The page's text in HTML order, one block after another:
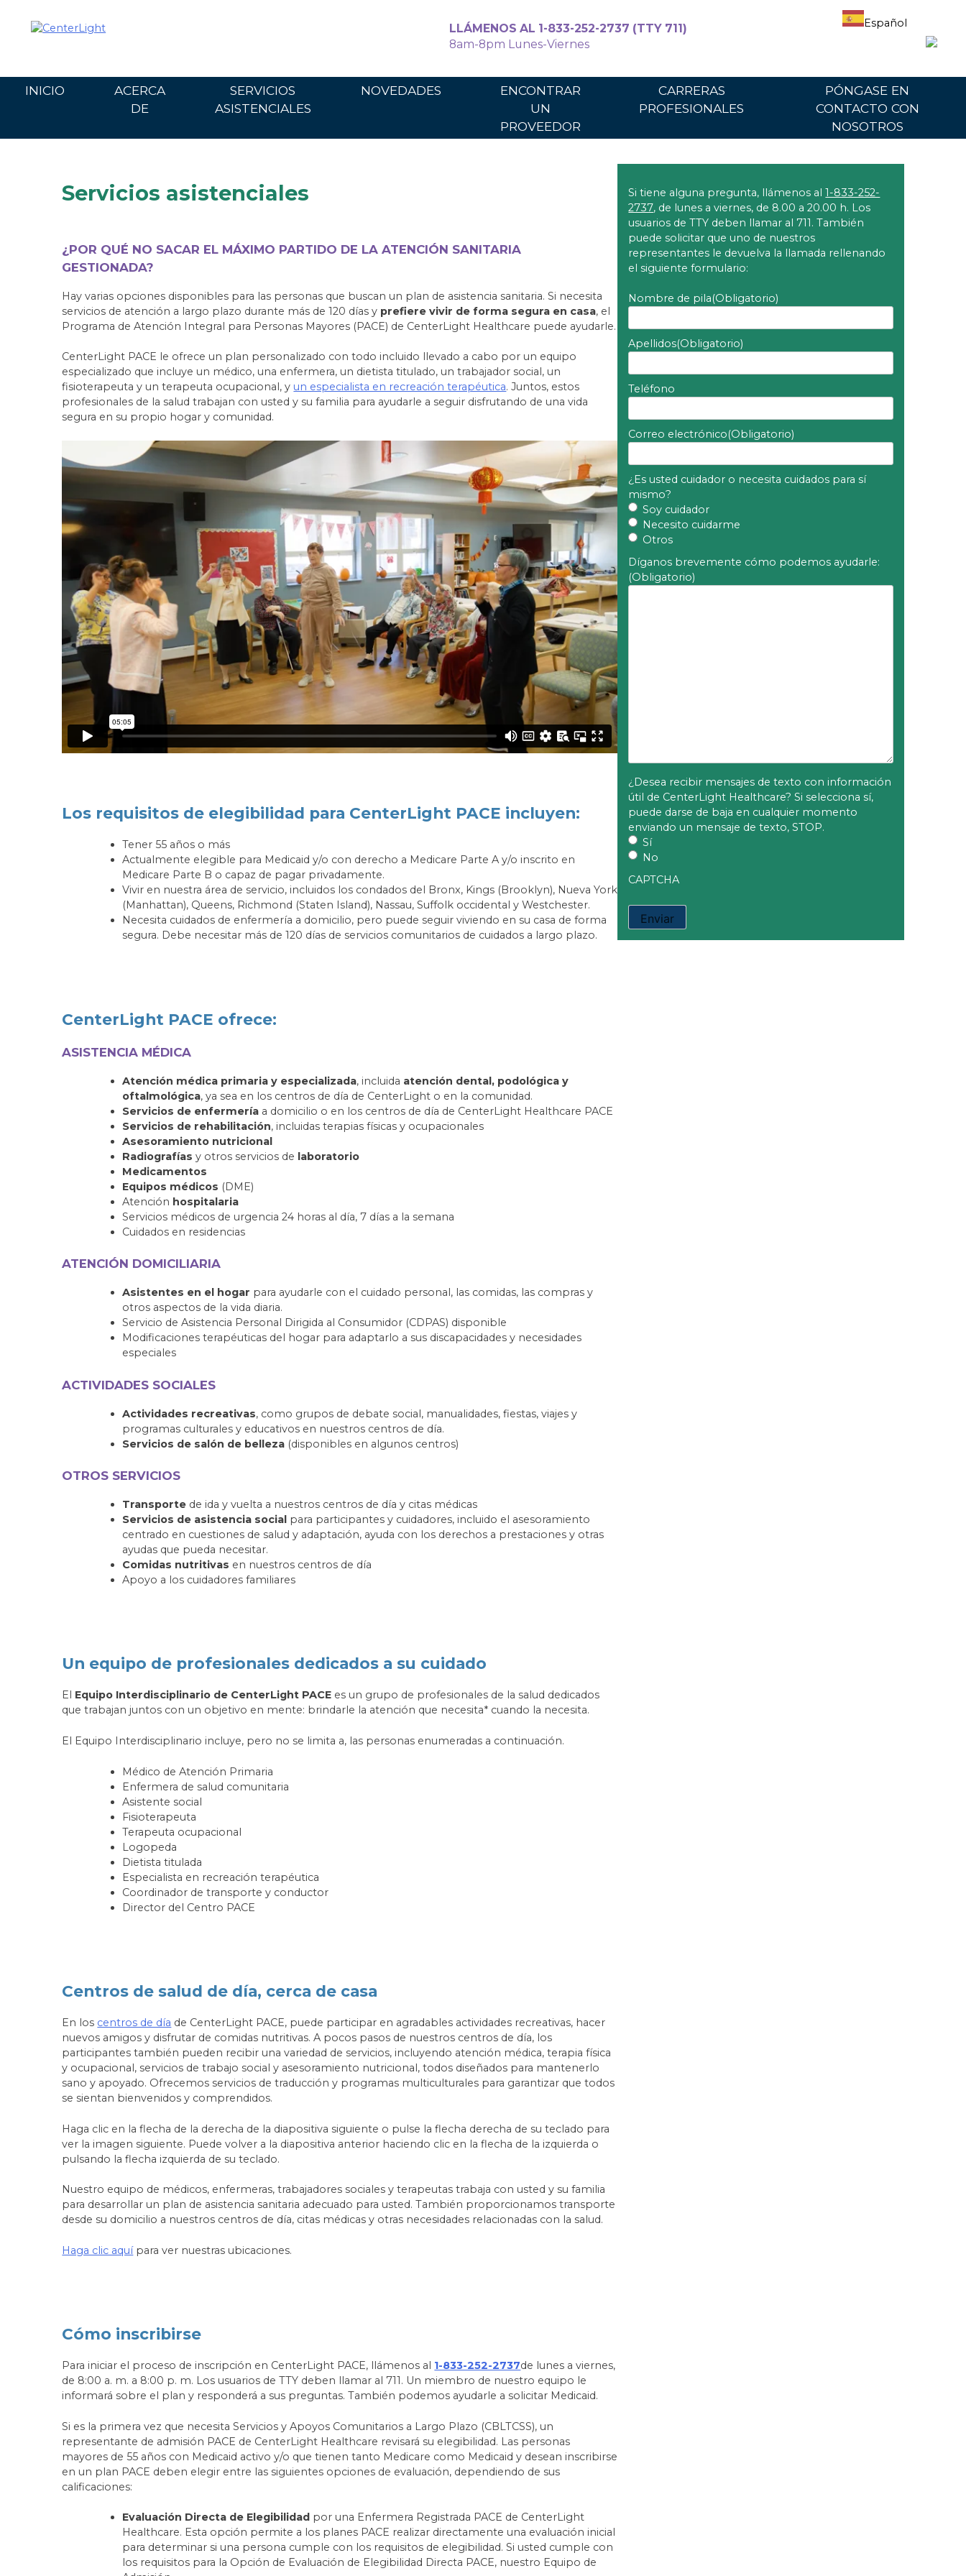
contenido
LLÁMENOS AL 1-833-252-2737 (TTY 711)
8am-8pm Lunes-Viernes
Español
Para cuidadores Para los participantes Para proveedores Portal del proveedor
INICIO
ACERCA
DE
SERVICIOS
ASISTENCIALES
NOVEDADES
ENCONTRAR
UN
PROVEEDOR
CARRERAS
PROFESIONALES
PÓNGASE EN
CONTACTO CON
NOSOTROS
Servicios asistenciales
¿POR QUÉ NO SACAR EL MÁXIMO PARTIDO DE LA ATENCIÓN SANITARIA
GESTIONADA?
Hay varias opciones disponibles para las personas que buscan un plan de asistencia sanitaria. Si necesita
servicios de atención a largo plazo durante más de 120 días y prefiere vivir de forma segura en casa, el
Programa de Atención Integral para Personas Mayores (PACE) de CenterLight Healthcare puede ayudarle.
CenterLight PACE le ofrece un plan personalizado con todo incluido llevado a cabo por un equipo
especializado que incluye un médico, una enfermera, un dietista titulado, un trabajador social, un
fisioterapeuta y un terapeuta ocupacional, y un especialista en recreación terapéutica. Juntos, estos
profesionales de la salud trabajan con usted y su familia para ayudarle a seguir disfrutando de una vida
segura en su propio hogar y comunidad.
Los requisitos de elegibilidad para CenterLight PACE incluyen:
Tener 55 años o más
Actualmente elegible para Medicaid y/o con derecho a Medicare Parte A y/o inscrito en
Medicare Parte B o capaz de pagar privadamente.
Vivir en nuestra área de servicio, incluidos los condados del Bronx, Kings (Brooklyn), Nueva York
(Manhattan), Queens, Richmond (Staten Island), Nassau, Suffolk occidental y Westchester.
Necesita cuidados de enfermería a domicilio, pero puede seguir viviendo en su casa de forma
segura. Debe necesitar más de 120 días de servicios comunitarios de cuidados a largo plazo.
CenterLight PACE ofrece:
ASISTENCIA MÉDICA
Atención médica primaria y especializada, incluida atención dental, podológica y
oftalmológica, ya sea en los centros de día de CenterLight o en la comunidad.
Servicios de enfermeríaa domicilio o en los centros de día de CenterLight Healthcare PACE
Servicios de rehabilitación, incluidas terapias físicas y ocupacionales
Asesoramiento nutricional
Radiografías y otros servicios de laboratorio
Medicamentos
Equipos médicos (DME)
Atención hospitalaria
Servicios médicos de urgencia 24 horas al día, 7 días a la semana
Cuidados en residencias
ATENCIÓN DOMICILIARIA
Asistentes en el hogar para ayudarle con el cuidado personal, las comidas, las compras y
otros aspectos de la vida diaria.
Servicio de Asistencia Personal Dirigida al Consumidor (CDPAS) disponible
Modificaciones terapéuticas del hogar para adaptarlo a sus discapacidades y necesidades
especiales
ACTIVIDADES SOCIALES
Actividades recreativas, como grupos de debate social, manualidades, fiestas, viajes y
programas culturales y educativos en nuestros centros de día.
Servicios de salón de belleza(disponibles en algunos centros)
OTROS SERVICIOS
Transportede ida y vuelta a nuestros centros de día y citas médicas
Servicios de asistencia social para participantes y cuidadores, incluido el asesoramiento
centrado en cuestiones de salud y adaptación, ayuda con los derechos a prestaciones y otras
ayudas que pueda necesitar.
Comidas nutritivas en nuestros centros de día
Apoyo a los cuidadores familiares
Un equipo de profesionales dedicados a su cuidado
El Equipo Interdisciplinario de CenterLight PACE es un grupo de profesionales de la salud dedicados
que trabajan juntos con un objetivo en mente: brindarle la atención que necesita* cuando la necesita.
El Equipo Interdisciplinario incluye, pero no se limita a, las personas enumeradas a continuación.
Médico de Atención Primaria
Enfermera de salud comunitaria
Asistente social
Fisioterapeuta
Terapeuta ocupacional
Logopeda
Dietista titulada
Especialista en recreación terapéutica
Coordinador de transporte y conductor
Director del Centro PACE
Centros de salud de día, cerca de casa
En los centros de día de CenterLight PACE, puede participar en agradables actividades recreativas, hacer
nuevos amigos y disfrutar de comidas nutritivas. A pocos pasos de nuestros centros de día, los
participantes también pueden recibir una variedad de servicios, incluyendo atención médica, terapia física
y ocupacional, servicios de trabajo social y asesoramiento nutricional, todos diseñados para mantenerlo
sano y apoyado. Ofrecemos servicios de traducción y programas multiculturales para garantizar que todos
se sientan bienvenidos y comprendidos.
Haga clic en la flecha de la derecha de la diapositiva siguiente o pulse la flecha derecha de su teclado para
ver la imagen siguiente. Puede volver a la diapositiva anterior haciendo clic en la flecha de la izquierda o
pulsando la flecha izquierda de su teclado.
Nuestro equipo de médicos, enfermeras, trabajadores sociales y terapeutas trabaja con usted y su familia
para desarrollar un plan de asistencia sanitaria adecuado para usted. También proporcionamos transporte
desde su domicilio a nuestros centros de día, citas médicas y otras necesidades relacionadas con la salud.
Haga clic aquípara ver nuestras ubicaciones.
Cómo inscribirse
Para iniciar el proceso de inscripción en CenterLight PACE, llámenos al 1-833-252-2737de lunes a viernes,
de 8:00 a. m. a 8:00 p. m. Los usuarios de TTY deben llamar al 711. Un miembro de nuestro equipo le
informará sobre el plan y responderá a sus preguntas. También podemos ayudarle a solicitar Medicaid.
Si es la primera vez que necesita Servicios y Apoyos Comunitarios a Largo Plazo (CBLTCSS), un
representante de admisión PACE de CenterLight Healthcare revisará su elegibilidad. Las personas
mayores de 55 años con Medicaid activo y/o que tienen tanto Medicare como Medicaid y desean inscribirse
en un plan PACE deben elegir entre las siguientes opciones de evaluación, dependiendo de sus
calificaciones:
Evaluación Directa de Elegibilidad por una Enfermera Registrada PACE de CenterLight
Healthcare. Esta opción permite a los planes PACE realizar directamente una evaluación inicial
para determinar si una persona cumple con los requisitos de elegibilidad. Si usted cumple con
los requisitos para la Opción de Evaluación de Elegibilidad Directa PACE, nuestro Equipo de
Si tiene alguna pregunta, llámenos al1-833-252-
2737, de lunes a viernes, de 8.00 a 20.00 h. Los
usuarios de TTY deben llamar al 711. También
puede solicitar que uno de nuestros
representantes le devuelva la llamada rellenando
el siguiente formulario:
Nombre de pila(Obligatorio)
Apellidos(Obligatorio)
Teléfono
Correo electrónico(Obligatorio)
¿Es usted cuidador o necesita cuidados para sí
mismo?
Soy cuidador
Necesito cuidarme
Otros
Díganos brevemente cómo podemos ayudarle:
(Obligatorio)
¿Desea recibir mensajes de texto con información
útil de CenterLight Healthcare? Si selecciona sí,
puede darse de baja en cualquier momento
enviando un mensaje de texto, STOP.
Sí
No
CAPTCHA